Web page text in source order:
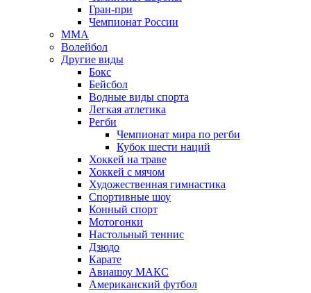
Гран-при
Чемпионат России
MMA
Волейбол
Другие виды
Бокс
Бейсбол
Водные виды спорта
Легкая атлетика
Регби
Чемпионат мира по регби
Кубок шести наций
Хоккей на траве
Хоккей с мячом
Художественная гимнастика
Спортивные шоу
Конный спорт
Мотогонки
Настольный теннис
Дзюдо
Карате
Авиашоу МАКС
Американский футбол